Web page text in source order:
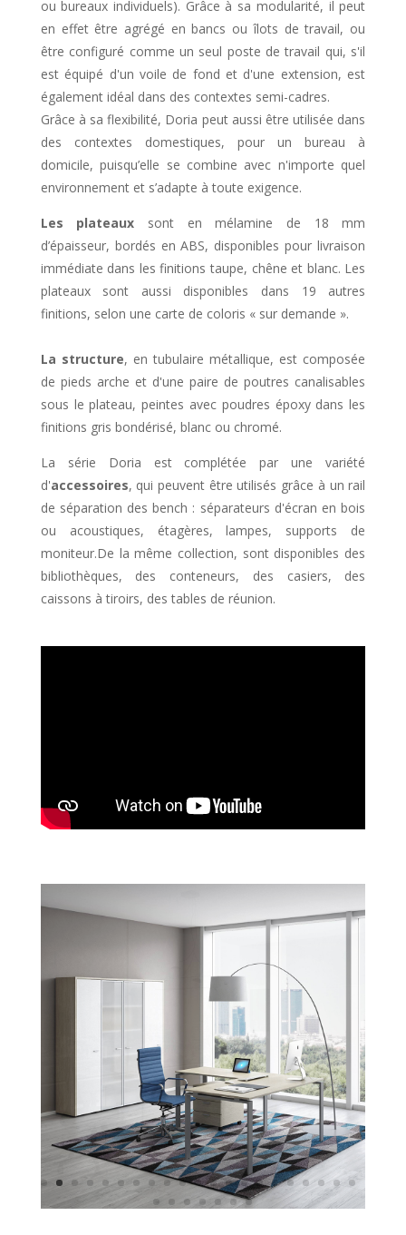
ou bureaux individuels). Grâce à sa modularité, il peut
en effet être agrégé en bancs ou îlots de travail, ou
être configuré comme un seul poste de travail qui, s'il
est équipé d'un voile de fond et d'une extension, est
également idéal dans des contextes semi-cadres.
Grâce à sa flexibilité, Doria peut aussi être utilisée dans
des contextes domestiques, pour un bureau à
domicile, puisqu’elle se combine avec n'importe quel
environnement et s’adapte à toute exigence.
Les plateaux sont en mélamine de 18 mm
d’épaisseur, bordés en ABS, disponibles pour livraison
immédiate dans les finitions taupe, chêne et blanc. Les
plateaux sont aussi disponibles dans 19 autres
finitions, selon une carte de coloris « sur demande ».
La structure, en tubulaire métallique, est composée
de pieds arche et d'une paire de poutres canalisables
sous le plateau, peintes avec poudres époxy dans les
finitions gris bondérisé, blanc ou chromé.
La série Doria est complétée par une variété
d'accessoires, qui peuvent être utilisés grâce à un rail
de séparation des bench : séparateurs d'écran en bois
ou acoustiques, étagères, lampes, supports de
moniteur.De la même collection, sont disponibles des
bibliothèques, des conteneurs, des casiers, des
caissons à tiroirs, des tables de réunion.